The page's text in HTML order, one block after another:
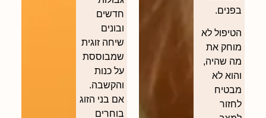
בפנים.
הטיפול לא
מוחק את
מה שהיה,
והוא לא
מבטיח
לחזור
חדשים
ובונים
שיחה זוגית
שמבוססת
על כנות
והקשבה.
אם בני הזוג
בוחרים